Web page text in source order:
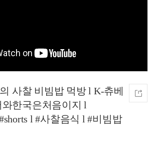
사찰 비빔밥 먹방 l K-츄베
한국은처음이지 l
l #사찰음식 l #비빔밥